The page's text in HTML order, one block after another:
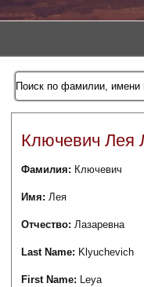
Ключевич Лея
Фамилия: Ключевич
Имя:Лея
Отчество:Лазаревна
Last Name: Klyuchevich
First Name: Leya